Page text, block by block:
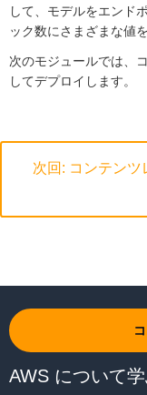
このラボでは、ユース
にするため、両方のオ
オプション A -
Amazon SageMaker
エンドポイントは、ペ
EC2 インスタンス上に
モデルをデプロイする
ロイします。
ntm_predictor =
time_start =
tsne =
print('t-SNE
at(time.time()-
tsnedf =
sns.lmplot(
    x="tsne-2d-one", y="tsne-2d-two",
    legend="full",
して、モデルをエンド
ック数にさまざまな値
次のモジュールでは、
してデプロイします。
次回: コンテン
AWS について